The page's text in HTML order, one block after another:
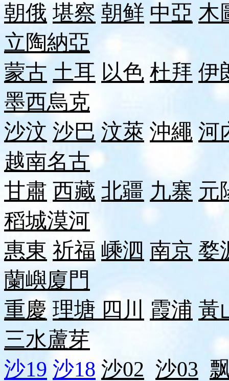
朝俄 堪察 朝鲜 中亞 木
立陶納亞
蒙古 土耳 以色 杜拜 伊
墨西烏克
沙汶 沙巴 汶萊 沖繩 河
越南名古
甘肅 西藏 北疆 九寨 元
稻城漠河
惠東 祈福 嵊泗 南京 婺
蘭嶼廈門
重慶 理塘 四川 霞浦 黃
三水蘆芽
沙19 沙18 沙02 沙03